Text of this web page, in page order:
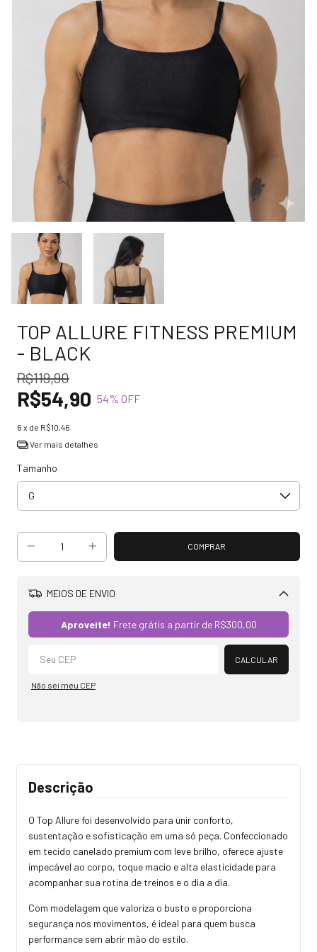
TOP ALLURE FITNESS PREMIUM
- BLACK
R$119,90
R$54,90 54% OFF
6 x de R$10,46
Ver mais detalhes
Tamanho
MEIOS DE ENVIO
Aproveite! Frete grátis a partir de R$300,00
CALCULAR
Não sei meu CEP
Descrição
O Top Allure foi desenvolvido para unir conforto,
sustentação e sofisticação em uma só peça. Confeccionado
em tecido canelado premium com leve brilho, oferece ajuste
impecável ao corpo, toque macio e alta elasticidade para
acompanhar sua rotina de treinos e o dia a dia.
Com modelagem que valoriza o busto e proporciona
segurança nos movimentos, é ideal para quem busca
performance sem abrir mão do estilo.